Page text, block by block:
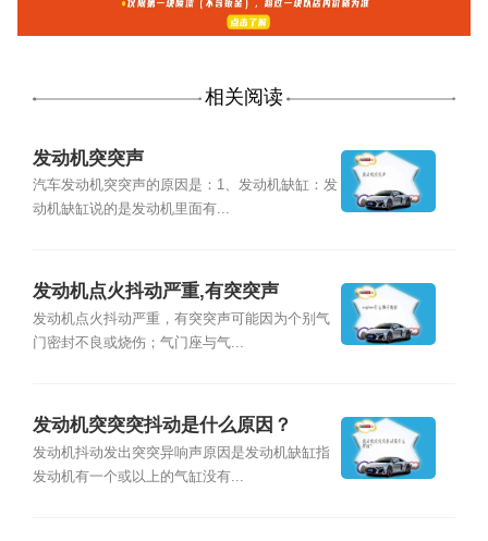
相关阅读
发动机突突声
汽车发动机突突声的原因是：1、发动机缺缸：发
动机缺缸说的是发动机里面有...
发动机点火抖动严重,有突突声
发动机点火抖动严重，有突突声可能因为个别气
门密封不良或烧伤；气门座与气...
发动机突突突抖动是什么原因？
发动机抖动发出突突异响声原因是发动机缺缸指
发动机有一个或以上的气缸没有...